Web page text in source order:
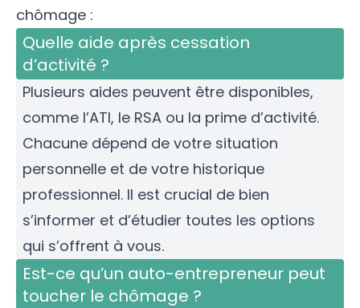
chômage :
Quelle aide après cessation
d’activité ?
Plusieurs aides peuvent être disponibles,
comme l’ATI, le RSA ou la prime d’activité.
Chacune dépend de votre situation
personnelle et de votre historique
professionnel. Il est crucial de bien
s’informer et d’étudier toutes les options
qui s’offrent à vous.
Est-ce qu’un auto-entrepreneur peut
toucher le chômage ?